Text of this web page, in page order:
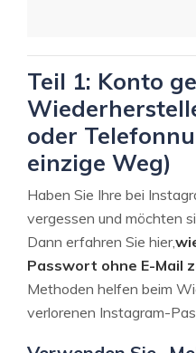
Teil 1: Konto
oder
einzige Weg)
Haben Sie Ihre bei
vergessen und möchten
Dann erfahren Sie hier,
Passwort ohne E-Mail
Methoden helfen beim
verlorenen Instagram-